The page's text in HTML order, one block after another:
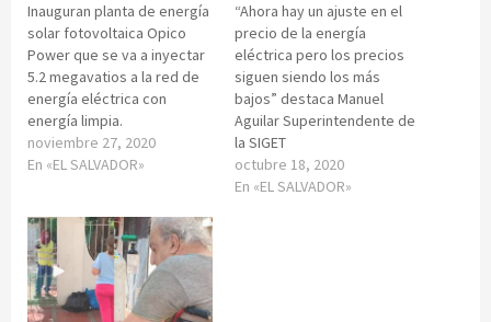
Inauguran planta de energía
solar fotovoltaica Opico
Power que se va a inyectar
5.2 megavatios a la red de
energía eléctrica con
energía limpia.
noviembre 27, 2020
En «EL SALVADOR»
“Ahora hay un ajuste en el
precio de la energía
eléctrica pero los precios
siguen siendo los más
bajos” destaca Manuel
Aguilar Superintendente de
la SIGET
octubre 18, 2020
En «EL SALVADOR»